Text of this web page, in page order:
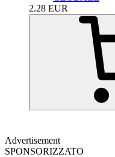
2.28 EUR
Advertisement
SPONSORIZZATO